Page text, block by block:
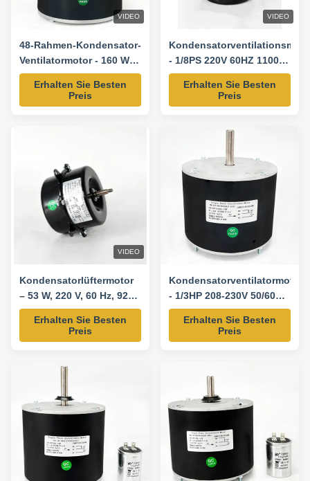
VIDEO
48-Rahmen-Kondensator-
Ventilatormotor - 160 Watt
220-240 V 60 Hz 1000
Dreh/min
Erhalten Sie Besten
Preis
VIDEO
- 1/8PS 220V 60HZ 1100
Dreh/min
Erhalten Sie Besten
Preis
VIDEO
Kondensatorlüftermotor
– 53 W, 220 V, 60 Hz, 920
U/min/3 SPD
Erhalten Sie Besten
Preis
Kondensatorventilatormotor
- 1/3HP 208-230V 50/60HZ
1075RPM-K55HXAJT-4108
Ersatzmotor
Erhalten Sie Besten
Preis